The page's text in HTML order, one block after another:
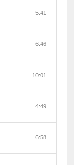
5:41
6:46
10:01
4:49
6:58